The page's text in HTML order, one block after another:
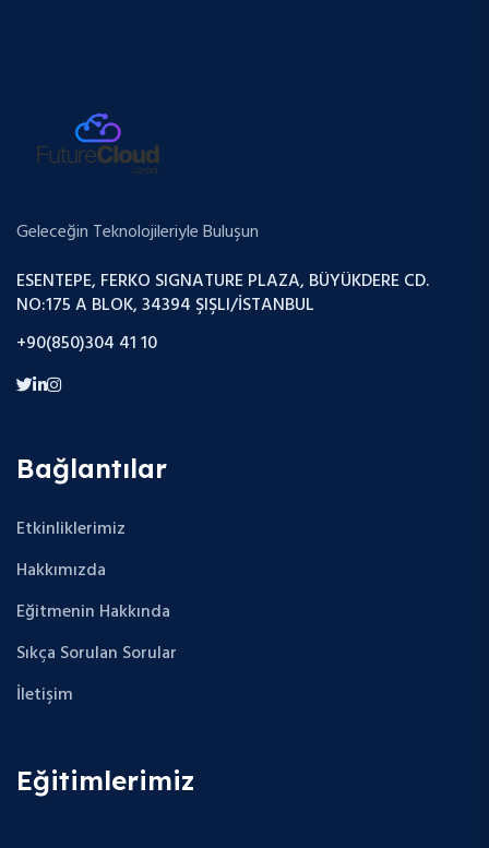
Geleceğin Teknolojileriyle Buluşun
ESENTEPE, FERKO SIGNATURE PLAZA, BÜYÜKDERE CD.
NO:175 A BLOK, 34394 ŞIŞLI/İSTANBUL
+90(850)304 41 10
Bağlantılar
Etkinliklerimiz
Hakkımızda
Eğitmenin Hakkında
Sıkça Sorulan Sorular
İletişim
Eğitimlerimiz